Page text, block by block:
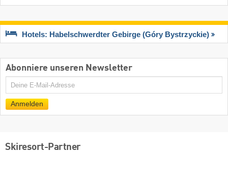
Hotels: Habelschwerdter Gebirge (Góry Bystrzyckie)
Abonniere unseren Newsletter
E-
Anmelden
Skiresort-Partner